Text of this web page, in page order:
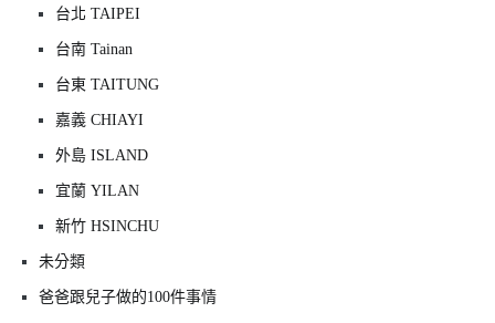
台北 TAIPEI
台南 Tainan
台東 TAITUNG
嘉義 CHIAYI
外島 ISLAND
宜蘭 YILAN
新竹 HSINCHU
未分類
爸爸跟兒子做的100件事情